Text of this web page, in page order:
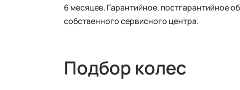
6 месяцев. Гарантийное, постгарантийное
собственного сервисного центра.
Подбор колес